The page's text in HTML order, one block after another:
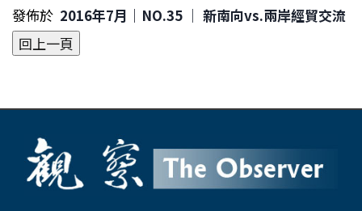
發佈於 2016年7月｜NO.35 │ 新南向vs.兩岸經貿交流